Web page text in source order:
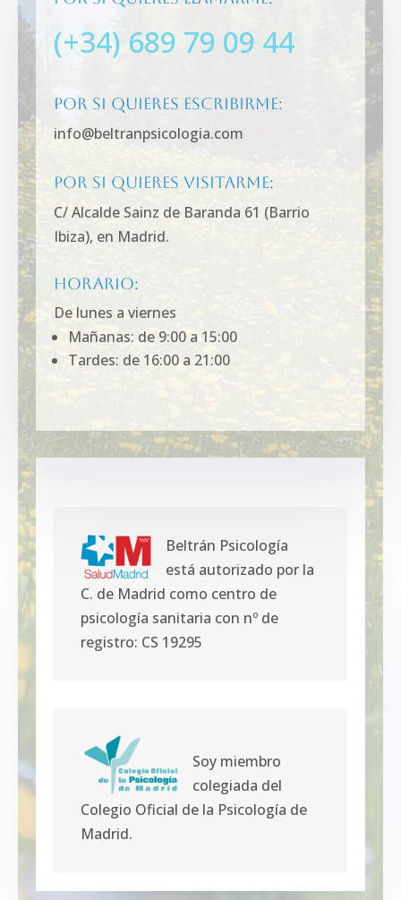
(+34) 689 79 09 44
Por si quieres escribirme:
info@beltranpsicologia.com
Por si quieres visitarme:
C/ Alcalde Sainz de Baranda 61 (Barrio
Ibiza), en Madrid.
Horario:
De lunes a viernes
Mañanas: de 9:00 a 15:00
Tardes: de 16:00 a 21:00
Beltrán Psicología
está autorizado por la
C. de Madrid como centro de
psicología sanitaria con nº de
registro: CS 19295
Soy miembro
colegiada del
Colegio Oficial de la Psicología de
Madrid.